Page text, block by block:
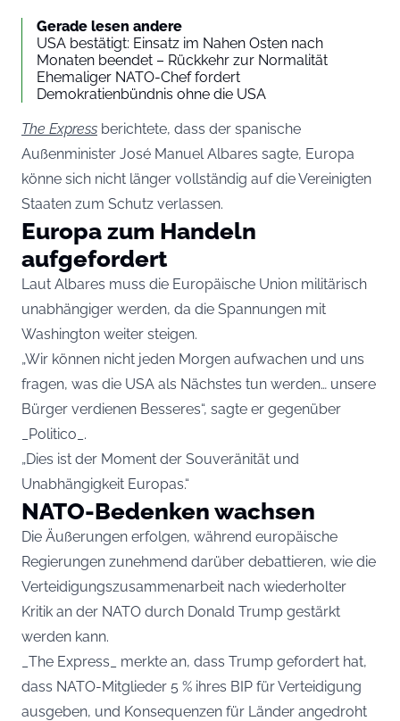
Gerade lesen andere
USA bestätigt: Einsatz im Nahen Osten nach
Monaten beendet – Rückkehr zur Normalität
Ehemaliger NATO-Chef fordert
Demokratienbündnis ohne die USA
The Express berichtete, dass der spanische
Außenminister José Manuel Albares sagte, Europa
könne sich nicht länger vollständig auf die Vereinigten
Staaten zum Schutz verlassen.
Europa zum Handeln
aufgefordert
Laut Albares muss die Europäische Union militärisch
unabhängiger werden, da die Spannungen mit
Washington weiter steigen.
„Wir können nicht jeden Morgen aufwachen und uns
fragen, was die USA als Nächstes tun werden… unsere
Bürger verdienen Besseres“, sagte er gegenüber
_Politico_.
„Dies ist der Moment der Souveränität und
Unabhängigkeit Europas.“
NATO-Bedenken wachsen
Die Äußerungen erfolgen, während europäische
Regierungen zunehmend darüber debattieren, wie die
Verteidigungszusammenarbeit nach wiederholter
Kritik an der NATO durch Donald Trump gestärkt
werden kann.
_The Express_ merkte an, dass Trump gefordert hat,
dass NATO-Mitglieder 5 % ihres BIP für Verteidigung
ausgeben, und Konsequenzen für Länder angedroht